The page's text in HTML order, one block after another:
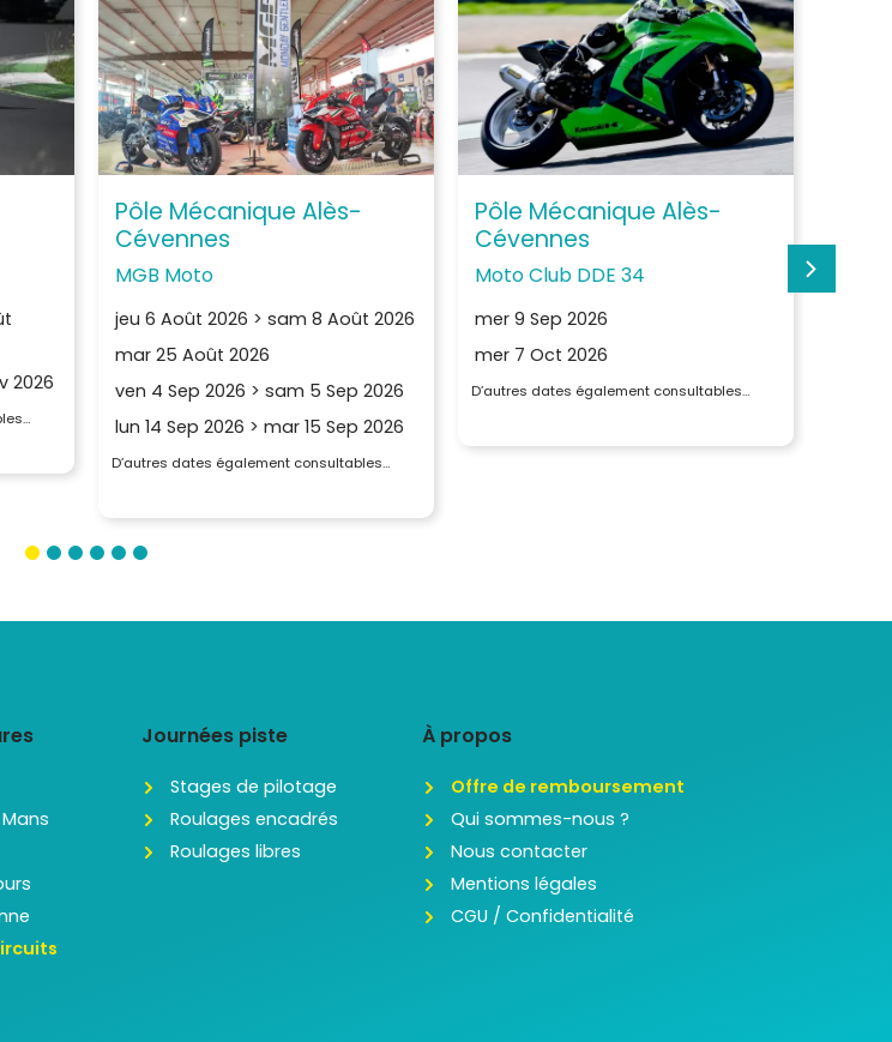
2026
Pôle Mécanique Alès-
Cévennes
MGB Moto
jeu 6 Août 2026 > sam 8 Août 2026
mar 25 Août 2026
ven 4 Sep 2026 > sam 5 Sep 2026
lun 14 Sep 2026 > mar 15 Sep 2026
D’autres dates également consultables…
Pôle Mécanique Alès-
Cévennes
Moto Club DDE 34
mer 9 Sep 2026
mer 7 Oct 2026
D’autres dates également consultables…
Journées piste
Stages de pilotage
Roulages encadrés
Roulages libres
À propos
Offre de remboursement
Qui sommes-nous ?
Nous contacter
Mentions légales
CGU / Confidentialité